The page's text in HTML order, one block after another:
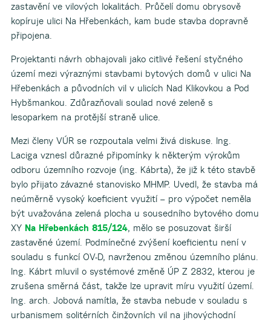
zastavění ve vilových lokalitách. Průčelí domu obrysově
kopíruje ulici Na Hřebenkách, kam bude stavba dopravně
připojena.
Projektanti návrh obhajovali jako citlivé řešení styčného
území mezi výraznými stavbami bytových domů v ulici Na
Hřebenkách a původních vil v ulicích Nad Klikovkou a Pod
Hybšmankou. Zdůrazňovali soulad nové zeleně s
lesoparkem na protější straně ulice.
Mezi členy VÚR se rozpoutala velmi živá diskuse. Ing.
Laciga vznesl důrazné připomínky k některým výrokům
odboru územního rozvoje (ing. Kábrta), že již k této stavbě
bylo přijato závazné stanovisko MHMP. Uvedl, že stavba má
neúměrně vysoký koeficient využití – pro výpočet neměla
být uvažována zelená plocha u sousedního bytového domu
XY Na Hřebenkách 815/124, mělo se posuzovat širší
zastavěné území. Podmínečné zvýšení koeficientu není v
souladu s funkcí OV-D, navrženou změnou územního plánu.
Ing. Kábrt mluvil o systémové změně ÚP Z 2832, kterou je
zrušena směrná část, takže lze upravit míru využití území.
Ing. arch. Jobová namítla, že stavba nebude v souladu s
urbanismem solitérních činžovních vil na jihovýchodní